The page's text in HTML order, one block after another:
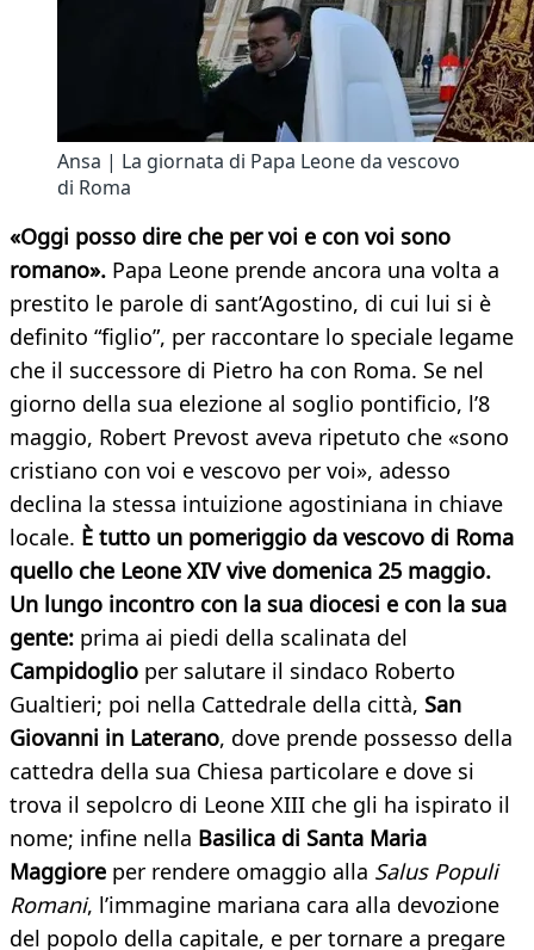
Ansa | La giornata di Papa Leone da vescovo
di Roma
«Oggi posso dire che per voi e con voi sono
romano». Papa Leone prende ancora una volta a
prestito le parole di sant’Agostino, di cui lui si è
definito “figlio”, per raccontare lo speciale legame
che il successore di Pietro ha con Roma. Se nel
giorno della sua elezione al soglio pontificio, l’8
maggio, Robert Prevost aveva ripetuto che «sono
cristiano con voi e vescovo per voi», adesso
declina la stessa intuizione agostiniana in chiave
locale. È tutto un pomeriggio da vescovo di Roma
quello che Leone XIV vive domenica 25 maggio.
Un lungo incontro con la sua diocesi e con la sua
gente: prima ai piedi della scalinata del
Campidoglio per salutare il sindaco Roberto
Gualtieri; poi nella Cattedrale della città, San
Giovanni in Laterano, dove prende possesso della
cattedra della sua Chiesa particolare e dove si
trova il sepolcro di Leone XIII che gli ha ispirato il
nome; infine nella Basilica di Santa Maria
Maggiore per rendere omaggio alla Salus Populi
Romani, l’immagine mariana cara alla devozione
del popolo della capitale, e per tornare a pregare